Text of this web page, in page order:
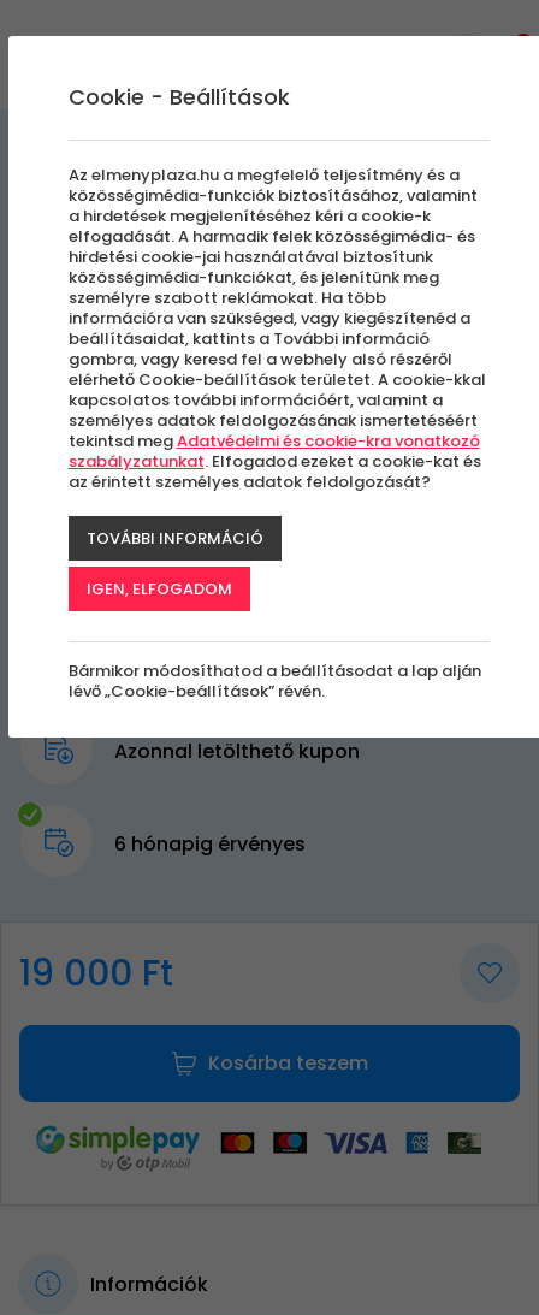
Zero Level Energy
Budapest, VII. kerület
Azonnal letölthető kupon
6 hónapig érvényes
19 000 Ft
Kosárba teszem
Információk
Cookie - Beállítások
Az elmenyplaza.hu a megfelelő teljesítmény és a
közösségimédia-funkciók biztosításához, valamint
a hirdetések megjelenítéséhez kéri a cookie-k
elfogadását. A harmadik felek közösségimédia- és
hirdetési cookie-jai használatával biztosítunk
közösségimédia-funkciókat, és jelenítünk meg
személyre szabott reklámokat. Ha több
információra van szükséged, vagy kiegészítenéd a
beállításaidat, kattints a További információ
gombra, vagy keresd fel a webhely alsó részéről
elérhető Cookie-beállítások területet. A cookie-kkal
kapcsolatos további információért, valamint a
személyes adatok feldolgozásának ismertetéséért
tekintsd megAdatvédelmi és cookie-kra vonatkozó
szabályzatunkat. Elfogadod ezeket a cookie-kat és
az érintett személyes adatok feldolgozását?
TOVÁBBI INFORMÁCIÓ
IGEN, ELFOGADOM
Bármikor módosíthatod a beállításodat a lap alján
lévő „Cookie-beállítások” révén.